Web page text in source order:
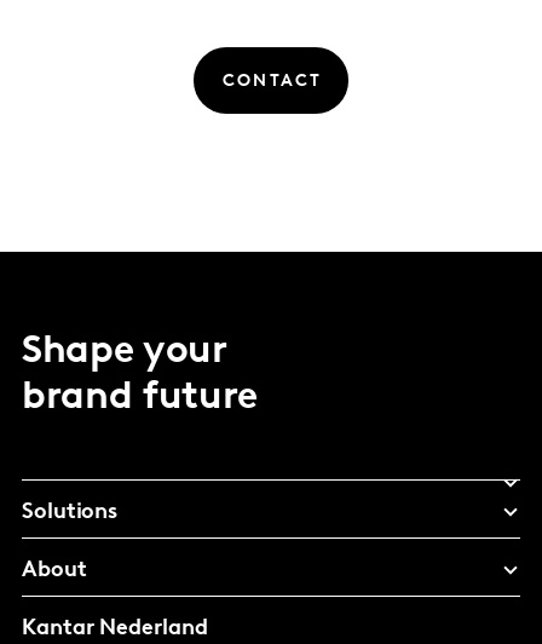
CONTACT
Shape your
brand future
Solutions
About
Kantar Nederland